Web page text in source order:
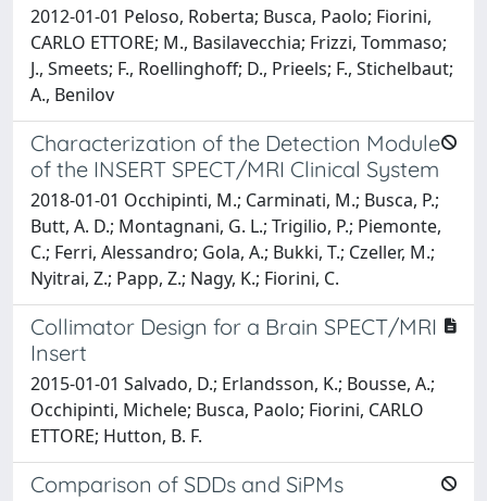
2012-01-01 Peloso, Roberta; Busca, Paolo; Fiorini,
CARLO ETTORE; M., Basilavecchia; Frizzi, Tommaso;
J., Smeets; F., Roellinghoff; D., Prieels; F., Stichelbaut;
A., Benilov
Characterization of the Detection Module
of the INSERT SPECT/MRI Clinical System
2018-01-01 Occhipinti, M.; Carminati, M.; Busca, P.;
Butt, A. D.; Montagnani, G. L.; Trigilio, P.; Piemonte,
C.; Ferri, Alessandro; Gola, A.; Bukki, T.; Czeller, M.;
Nyitrai, Z.; Papp, Z.; Nagy, K.; Fiorini, C.
Collimator Design for a Brain SPECT/MRI
Insert
2015-01-01 Salvado, D.; Erlandsson, K.; Bousse, A.;
Occhipinti, Michele; Busca, Paolo; Fiorini, CARLO
ETTORE; Hutton, B. F.
Comparison of SDDs and SiPMs